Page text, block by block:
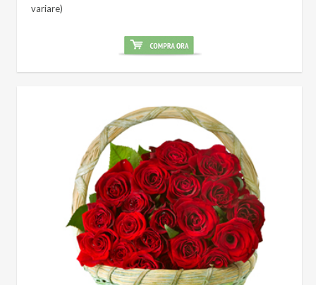
variare)